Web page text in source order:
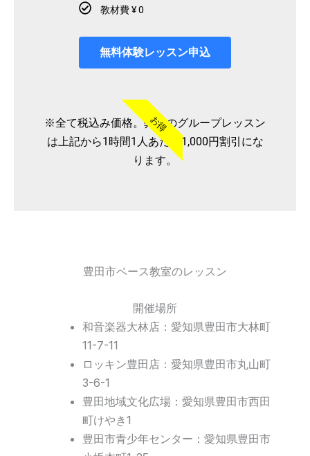
教材費 ¥ 0
無料体験レッスン申込
お得
※全て税込み価格。弊社のグループレッスン
は上記から1時間1人あたり1,000円割引にな
ります。
豊田市ベース教室のレッスン
開催場所
和音楽器大林店：愛知県豊田市大林町
11-7-11
ロッキン豊田店：愛知県豊田市丸山町
3-6-1
豊田地域文化広場：愛知県豊田市西田
町けやき1
豊田市青少年センター：愛知県豊田市